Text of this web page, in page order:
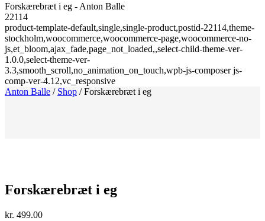
Forskærebræt i eg - Anton Balle
22114
product-template-default,single,single-product,postid-22114,theme-
stockholm,woocommerce,woocommerce-page,woocommerce-no-
js,et_bloom,ajax_fade,page_not_loaded,,select-child-theme-ver-
1.0.0,select-theme-ver-
3.3,smooth_scroll,no_animation_on_touch,wpb-js-composer js-
comp-ver-4.12,vc_responsive
Anton Balle / Shop /Forskærebræt i eg
Forskærebræt i eg
kr. 499.00